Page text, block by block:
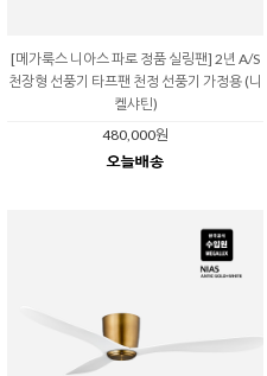
[메가룩스 니아스 파로 정품 실링팬] 2년 A/S
천장형 선풍기 타프팬 천정 선풍기 가정용 (니
켈샤틴)
480,000원